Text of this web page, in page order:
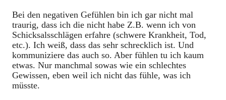
Bei den negativen Gefühlen bin ich gar nicht mal
traurig, dass ich die nicht habe Z.B. wenn ich von
Schicksalsschlägen erfahre (schwere Krankheit, Tod,
etc.). Ich weiß, dass das sehr schrecklich ist. Und
kommuniziere das auch so. Aber fühlen tu ich kaum
etwas. Nur manchmal sowas wie ein schlechtes
Gewissen, eben weil ich nicht das fühle, was ich
müsste.